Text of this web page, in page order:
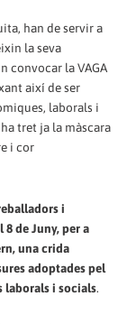
han de servir a
la seva
convocar la VAGA
així de ser
laborals i
tret ja la màscara
i cor
i
de Juny, per a
una crida
adoptades pel
laborals i socials.